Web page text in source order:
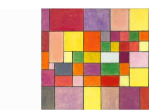
CONTACT お問合せ
POLICY COMPANY